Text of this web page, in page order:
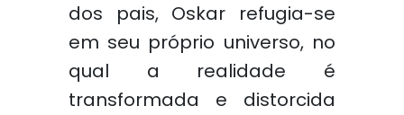
dos pais, Oskar refugia-se
em seu próprio universo, no
qual a realidade é
transformada e distorcida